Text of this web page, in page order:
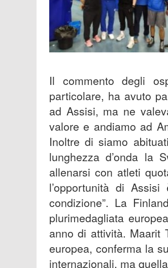
Il commento degli
particolare, ha avuto
ad Assisi, ma ne
valore e andiamo ad
Inoltre di siamo
lunghezza d’onda la
allenarsi con atleti
l’opportunità di
condizione”. La
plurimedagliata
anno di attività. Maarit
europea, conferma la
internazionali, ma